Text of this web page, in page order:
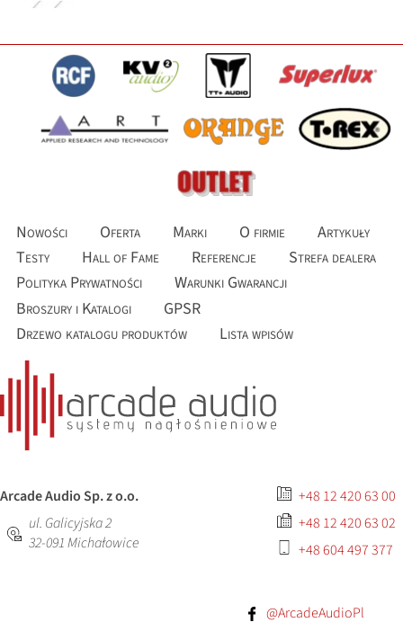
Nowości Oferta Marki O firmie
Artykuły
Testy
Hall of Fame Referencje
Strefa dealera
Polityka Prywatności
Warunki Gwarancji
Broszury i Katalogi
GPSR
Drzewo katalogu produktów
Lista wpisów
Arcade Audio Sp. z o.o.
ul. Galicyjska 2
32-091Michałowice
+48 12 420 63 00
+48 12 420 63 02
+48 604 497 377
@ArcadeAudioPl